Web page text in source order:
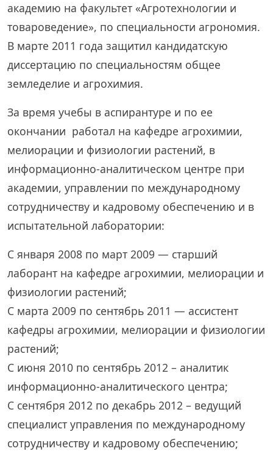
академию на факультет «Агротехнологии и
товароведение», по специальности агрономия.
В марте 2011 года защитил кандидатскую
диссертацию по специальностям общее
земледелие и агрохимия.
За время учебы в аспирантуре и по ее
окончании работал на кафедре агрохимии,
мелиорации и физиологии растений, в
информационно-аналитическом центре при
академии, управлении по международному
сотрудничеству и кадровому обеспечению и в
испытательной лаборатории:
С января 2008 по март 2009 — старший
лаборант на кафедре агрохимии, мелиорации и
физиологии растений;
С марта 2009 по сентябрь 2011 — ассистент
кафедры агрохимии, мелиорации и физиологии
растений;
С июня 2010 по сентябрь 2012 – аналитик
информационно-аналитического центра;
С сентября 2012 по декабрь 2012 – ведущий
специалист управления по международному
сотрудничеству и кадровому обеспечению;